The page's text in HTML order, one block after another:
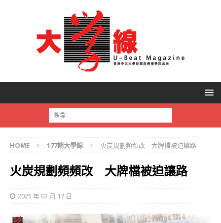
HOME 177期大學線 火炭規劃頻頻改 大牌檔被迫讓路
火炭規劃頻頻改 大牌檔被迫讓路
2025 年 03 月 17 日